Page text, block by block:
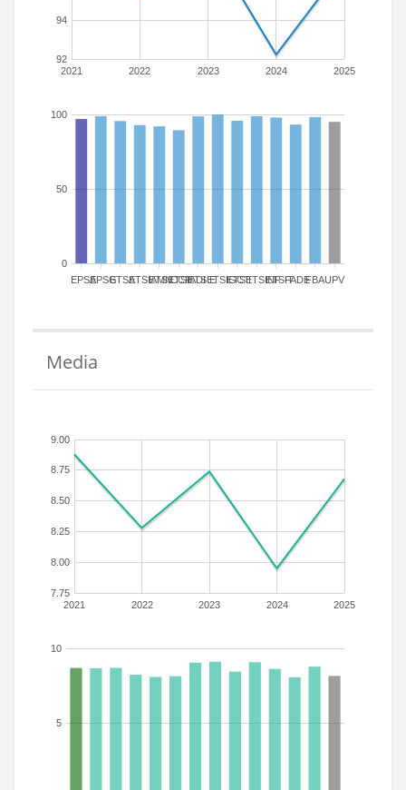
2021 2022 2023 2024 2025
92
94
EPSAEPSGETSAETSIAMN
ETSICCP
ETSIADI
ETSIEETSIGCT
ETSIIETSINFETSITFADEFBAUPV
0
50
100
Media
2021 2022 2023 2024 2025
7.75
8.00
8.25
8.50
8.75
9.00
5
10